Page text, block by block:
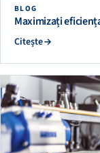
BLOG
Maximizați
Citește